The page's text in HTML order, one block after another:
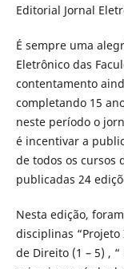
Editorial Jornal
É sempre uma
Eletrônico das
contentamento
completando 15
neste período o
é incentivar a
de todos os cursos
publicadas 24
Nesta edição,
disciplinas
de Direito (1 – 5) ,